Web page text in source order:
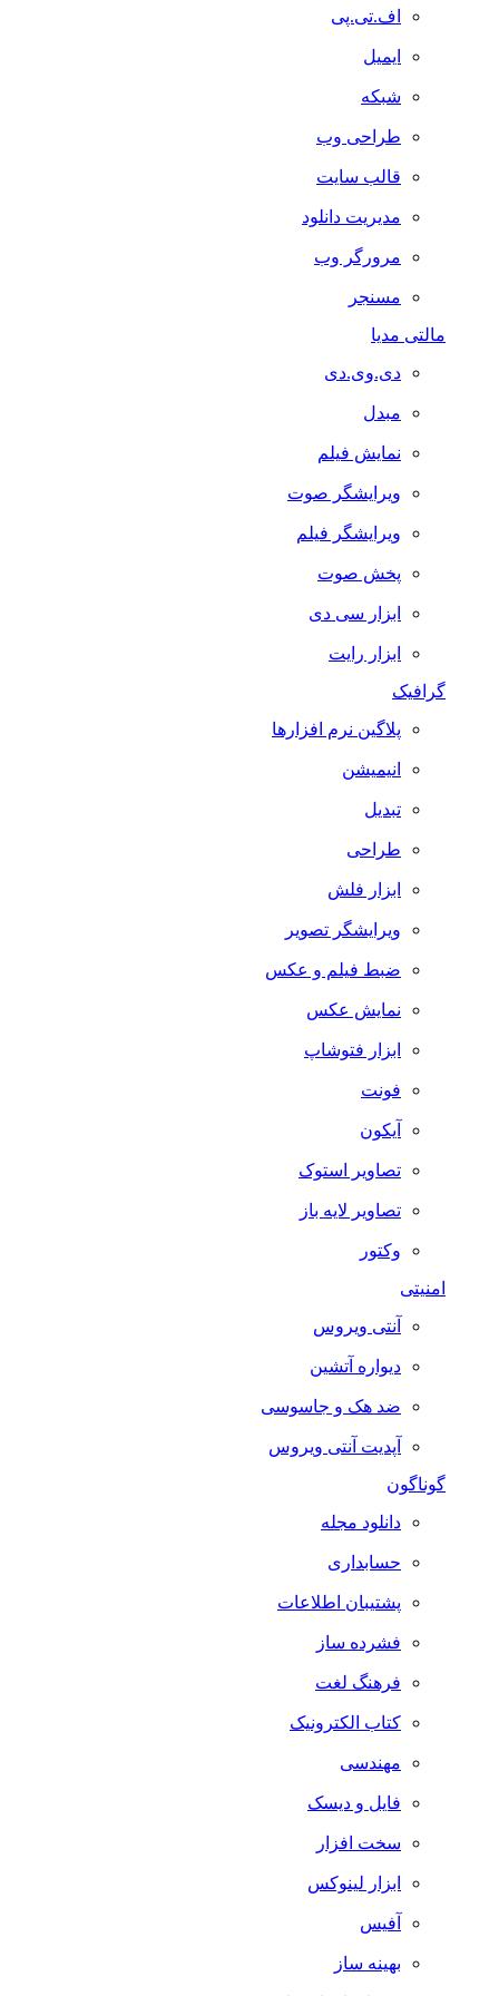
اف.تی.پی
ایمیل
شبکه
طراحی وب
قالب سایت
مدیریت دانلود
مرورگر وب
مسنجر
مالتی مدیا
دی.وی.دی
مبدل
نمایش فیلم
ویرایشگر صوت
ویرایشگر فیلم
پخش صوت
ابزار سی دی
ابزار رایت
گرافیک
پلاگین نرم افزارها
انیمیشن
تبدیل
طراحی
ابزار فلش
ویرایشگر تصویر
ضبط فيلم و عكس
نمایش عکس
ابزار فتوشاپ
فونت
آیکون
تصاویر استوک
تصاویر لایه باز
وکتور
امنیتی
آنتی ویروس
دیواره آتشین
ضد هک و جاسوسی
آپدیت آنتی ویروس
گوناگون
دانلود مجله
حسابداری
پشتیبان اطلاعات
فشرده ساز
فرهنگ لغت
کتاب الکترونیک
مهندسی
فایل و دیسک
سخت افزار
ابزار لینوکس
آفیس
بهینه ساز